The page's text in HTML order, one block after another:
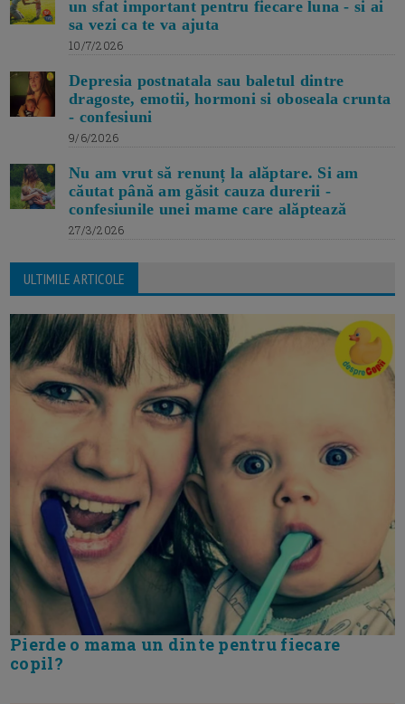
un sfat important pentru fiecare luna - si ai
sa vezi ca te va ajuta
10/7/2026
Depresia postnatala sau baletul dintre
dragoste, emotii, hormoni si oboseala crunta
- confesiuni
9/6/2026
Nu am vrut să renunț la alăptare. Si am
căutat până am găsit cauza durerii -
confesiunile unei mame care alăptează
27/3/2026
ULTIMILE ARTICOLE
Pierde o mama un dinte pentru fiecare
copil?